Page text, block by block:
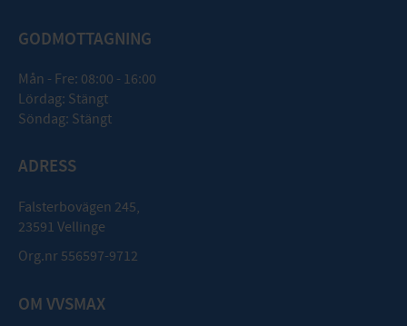
GODMOTTAGNING
Mån - Fre: 08:00 - 16:00
Lördag: Stängt
Söndag: Stängt
ADRESS
Falsterbovägen 245,
23591 Vellinge
Org.nr 556597-9712
OM VVSMAX